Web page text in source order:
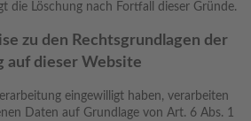
die Löschung nach Fortfall dieser Gründe.
zu den Rechtsgrundlagen der
auf dieser Website
eingewilligt haben, verarbeiten
Daten auf Grundlage von Art. 6 Abs. 1